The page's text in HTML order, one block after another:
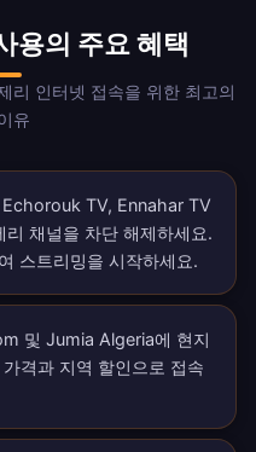
용의 주요 혜택
리 인터넷 접속을 위한 최고의
유
Echorouk TV, Ennahar TV
리 채널을 차단 해제하세요.
스트리밍을 시작하세요.
및 Jumia Algeria에 현지
격과 지역 할인으로 접속